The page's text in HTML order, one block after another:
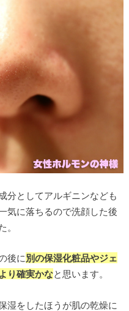
分としてアルギニンなども
気に落ちるので洗顔した後
。
後に別の保湿化粧品やジェ
り確実かなと思います。
湿をしたほうが肌の乾燥に